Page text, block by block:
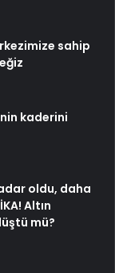
sahip
kaderini
oldu, daha
Altın
mü?